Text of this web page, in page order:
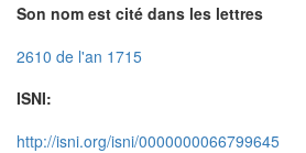
Son nom est cité dans les lettres
2610 de l'an 1715
ISNI:
http://isni.org/isni/0000000066799645